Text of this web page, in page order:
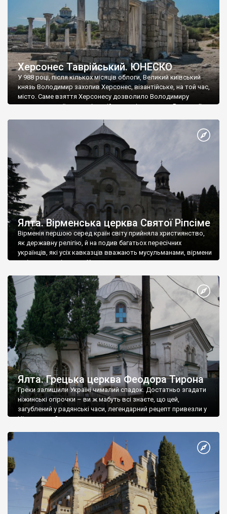
Херсонес Таврійський. ЮНЕСКО
У 988 році, після кількох місяців облоги, Великий київський
князь Володимир захопив Херсонес, візантійське, на той час,
місто. Саме взяття Херсонесу дозволило Володимиру
диктувати свої умови візантійському імператору Василю ІІ, та
Херсонесі Володимир-язичник, став Василем-християнином.
А потім було Хрещення Русі. На честь Херсонесу Таврійського
Ялта. Вірменська церква Святої Ріпсіме
Вірменія першою серед країн світу прийняла християнство,
як державну релігію, й на подив багатьох пересічних
українців, які усіх кавказців вважають мусульманами, вірмени
є відданими вірянами Христа
Ялта. Грецька церква Феодора Тирона
Греки залишили Україні чималий спадок. Достатньо згадати
ніжинські огірочки – ви ж мабуть всі знаєте, що цей,
загублений у радянські часи, легендарний рецепт привезли у
Ніжин греки?